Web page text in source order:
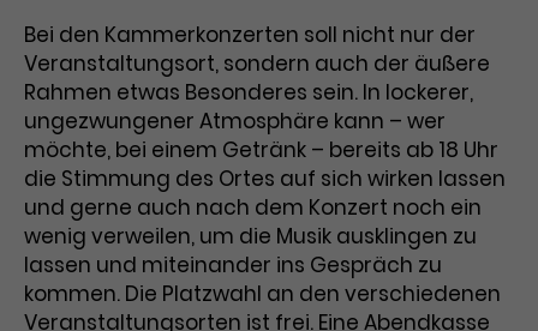
Bei den Kammerkonzerten soll nicht nur der
Veranstaltungsort, sondern auch der äußere
Rahmen etwas Besonderes sein. In lockerer,
ungezwungener Atmosphäre kann – wer
möchte, bei einem Getränk – bereits ab 18 Uhr
die Stimmung des Ortes auf sich wirken lassen
und gerne auch nach dem Konzert noch ein
wenig verweilen, um die Musik ausklingen zu
lassen und miteinander ins Gespräch zu
kommen. Die Platzwahl an den verschiedenen
Veranstaltungsorten ist frei. Eine Abendkasse